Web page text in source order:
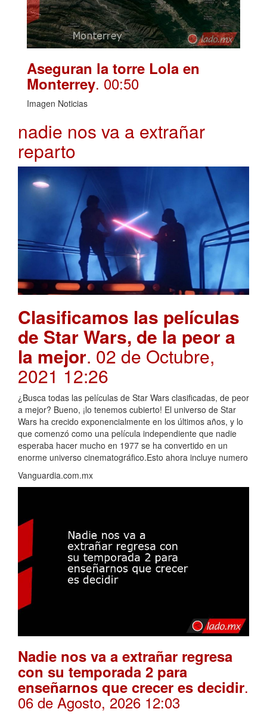
Aseguran la torre Lola en
Monterrey. 00:50
Imagen Noticias
nadie nos va a extrañar
reparto
Clasificamos las películas
de Star Wars, de la peor a
la mejor. 02 de Octubre,
2021 12:26
¿Busca todas las películas de Star Wars clasificadas, de peor
a mejor? Bueno, ¡lo tenemos cubierto! El universo de Star
Wars ha crecido exponencialmente en los últimos años, y lo
que comenzó como una película independiente que nadie
esperaba hacer mucho en 1977 se ha convertido en un
enorme universo cinematográfico.Esto ahora incluye numero
Vanguardia.com.mx
Nadie nos va a extrañar regresa
con su temporada 2 para
enseñarnos que crecer es decidir.
06 de Agosto, 2026 12:03